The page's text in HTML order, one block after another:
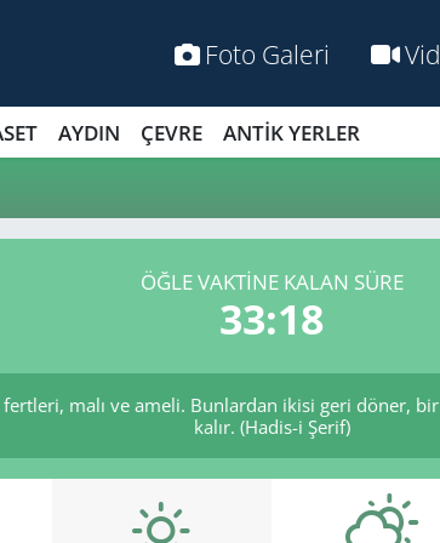
Foto Galeri
AYDIN ÇEVRE ANTİK YERLER
ÖĞLE VAKTİNE KALAN SÜRE
33:18
malı ve ameli. Bunlardan ikisi geri döner,
kalır. (Hadis-i Şerif)